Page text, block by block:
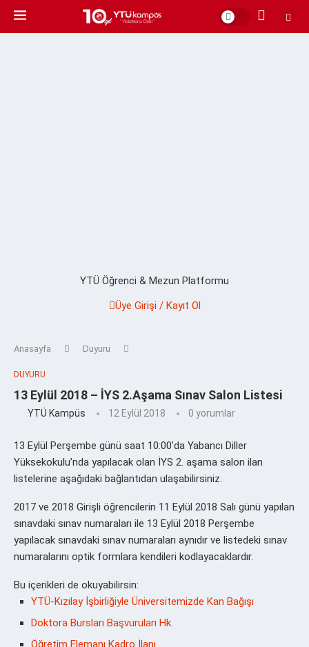
YTÜ Öğrenci & Mezun Platformu
Üye Girişi / Kayıt Ol
Anasayfa Duyuru
DUYURU
13 Eylül 2018 – İYS 2.Aşama Sınav Salon Listesi
YTÜ Kampüs 12 Eylül 2018 0 yorumlar
13 Eylül Perşembe günü saat 10:00’da Yabancı Diller
Yüksekokulu’nda yapılacak olan İYS 2. aşama salon ilan
listelerine aşağıdaki bağlantıdan ulaşabilirsiniz.
2017 ve 2018 Girişli öğrencilerin 11 Eylül 2018 Salı günü yapılan
sınavdaki sınav numaraları ile 13 Eylül 2018 Perşembe
yapılacak sınavdaki sınav numaraları aynıdır ve listedeki sınav
numaralarını optik formlara kendileri kodlayacaklardır.
Bu içerikleri de okuyabilirsin:
YTÜ-Kızılay İşbirliğiyle Üniversitemizde Kan Bağışı
Doktora Bursları Başvuruları Hk.
Öğretim Elemanı Kadro İlanı